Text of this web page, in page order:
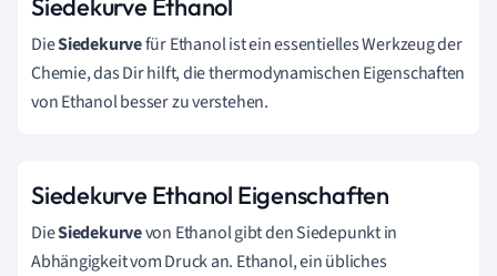
Siedekurve Ethanol
DieSiedekurvefür Ethanol ist ein essentielles Werkzeug der
Chemie, das Dir hilft, die thermodynamischen Eigenschaften
von Ethanol besser zu verstehen.
Siedekurve Ethanol Eigenschaften
DieSiedekurvevon Ethanol gibt den Siedepunkt in
Abhängigkeit vom Druck an. Ethanol, ein übliches